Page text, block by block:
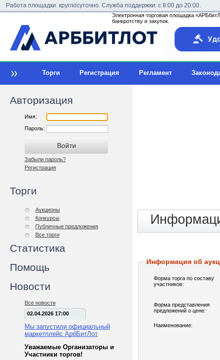
Работа площадки: круглосуточно. Служба поддержки: с 8:00 до 20:00.
Электронная торговая площадка
банкротству и закупок.
Торги Регистрация Регламент
Авторизация
Имя:
Пароль:
Забыли пароль?
Регистрация
Торги
Аукционы
Конкурсы
Публичные предложения
Все торги
Статистика
Помощь
Новости
Все новости
02.04.2026 17:00
Мы запустили официальный
маркетплейс АрбБитЛот
Уважаемые Организаторы и
Участники торгов!
Информация об
Форма торга по составу
участников:
Форма представления
предложений о цене:
Наименование: